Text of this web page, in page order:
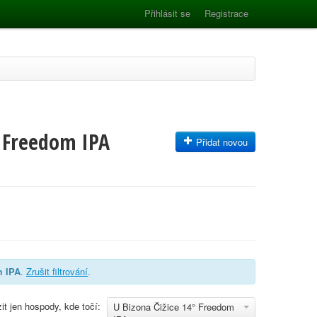
Přihlásit se Registrace
IPA Přidat novou
IPA. Zrušit filtrování.
U Bizona Čižice 14° Freedom
jen hospody, kde točí: